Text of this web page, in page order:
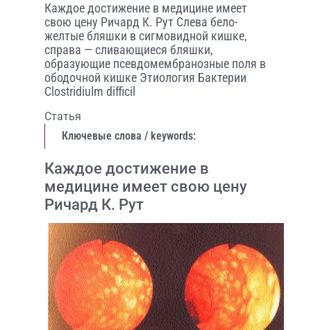
Каждое достижение в медицине имеет
свою цену Ричард К. Рут Слева бело-
желтые бляшки в сигмовидной кишке,
справа — сливающиеся бляшки,
образующие псевдомембранозные поля в
ободочной кишке Этиология Бактерии
Clostridiulm difficil
Статья
Ключевые слова / keywords:
Каждое достижение в
медицине имеет свою цену
Ричард К. Рут